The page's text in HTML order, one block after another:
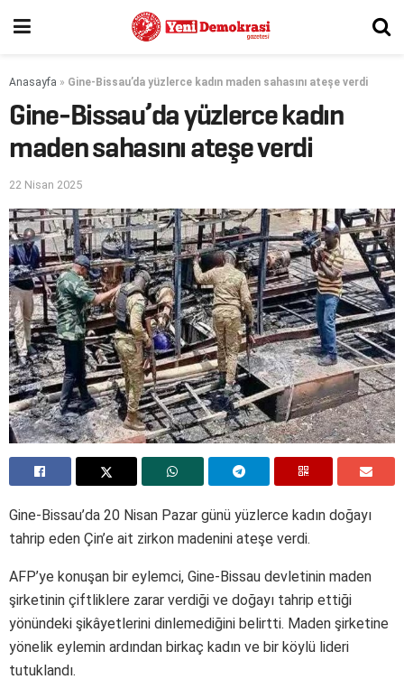
Anasayfa » Gine-Bissau’da yüzlerce kadın maden sahasını ateşe verdi
Gine-Bissau’da yüzlerce kadın
maden sahasını ateşe verdi
22 Nisan 2025
Gine-Bissau’da 20 Nisan Pazar günü yüzlerce kadın doğayı
tahrip eden Çin’e ait zirkon madenini ateşe verdi.
AFP’ye konuşan bir eylemci, Gine-Bissau devletinin maden
şirketinin çiftliklere zarar verdiği ve doğayı tahrip ettiği
yönündeki şikâyetlerini dinlemediğini belirtti. Maden şirketine
yönelik eylemin ardından birkaç kadın ve bir köylü lideri
tutuklandı.